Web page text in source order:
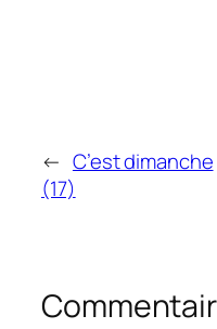
← C’est dimanche
(17)